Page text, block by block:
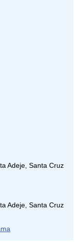
Adeje, Santa Cruz
Adeje, Santa Cruz